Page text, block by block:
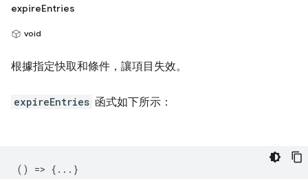
expireEntries
void
根據指定快取和條件，讓項目失效。
expireEntries 函式如下所示：
() => {...}